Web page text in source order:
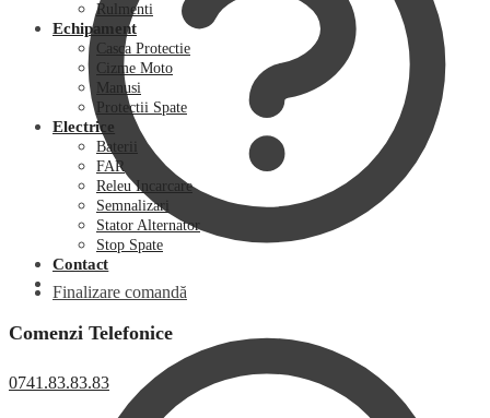
Finalizare comandă
Rulmenti
Echipament
Casca Protectie
Cizme Moto
Manusi
Protectii Spate
Electrice
Baterii
FAR
Releu Incarcare
Semnalizari
Stator Alternator
Stop Spate
Contact
Comenzi Telefonice
0741.83.83.83